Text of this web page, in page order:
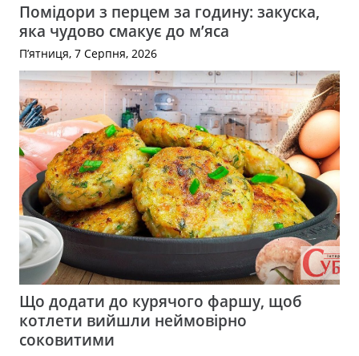
Помідори з перцем за годину: закуска,
яка чудово смакує до м’яса
П’ятниця, 7 Серпня, 2026
Що додати до курячого фаршу, щоб
котлети вийшли неймовірно
соковитими